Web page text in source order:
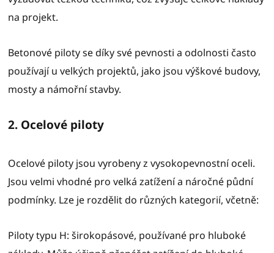
na projekt.
Betonové piloty se díky své pevnosti a odolnosti často
používají u velkých projektů, jako jsou výškové budovy,
mosty a námořní stavby.
2. Ocelové piloty
Ocelové piloty jsou vyrobeny z vysokopevnostní oceli.
Jsou velmi vhodné pro velká zatížení a náročné půdní
podmínky. Lze je rozdělit do různých kategorií, včetně:
Piloty typu H: širokopásové, používané pro hluboké